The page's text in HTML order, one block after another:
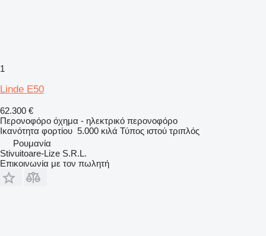
1
Linde E50
62.300 €
Περονοφόρο όχημα - ηλεκτρικό περονοφόρο
Ικανότητα φορτίου 5.000 κιλά Τύπος ιστού τριπλός
Ρουμανία
Stivuitoare-Lize S.R.L.
Επικοινωνία με τον πωλητή